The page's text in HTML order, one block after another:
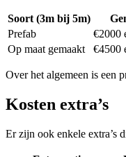
Soort (3m bij 5m)
Prefab
€2000
Op maat gemaakt
€4500
Over het algemeen is een
Kosten extra’s
Er zijn ook enkele extra’s